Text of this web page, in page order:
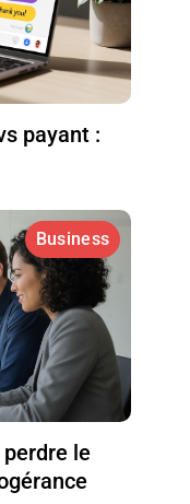
payant :
Business
le